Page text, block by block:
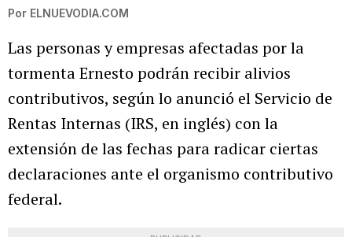
Por ELNUEVODIA.COM
Las personas y empresas afectadas por la
tormenta Ernesto podrán recibir alivios
contributivos, según lo anunció el Servicio de
Rentas Internas (IRS, en inglés) con la
extensión de las fechas para radicar ciertas
declaraciones ante el organismo contributivo
federal.